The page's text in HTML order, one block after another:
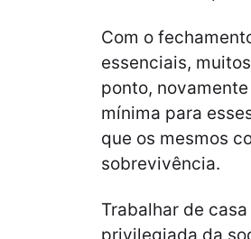
Com o
essenciais,
ponto,
mínima para
que os mesmos
sobrevivência.
Trabalhar de